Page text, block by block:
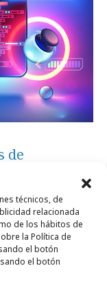
técnicos, de
relacionada
de los hábitos de
la Política de
el botón
el botón
de